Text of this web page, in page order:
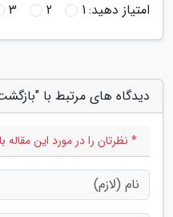
امتیاز دهید:1
2
3
دیدگاه های مرتبط با
* نظرتان را در مورد این مقاله